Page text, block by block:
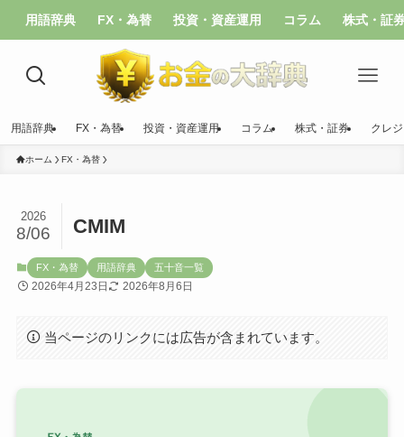
用語辞典 FX・為替 投資・資産運用 コラム 株式・証
用語辞典 FX・為替 投資・資産運用 コラム 株式・証券 クレ
ホーム FX・為替
CMIM
2026
8/06
FX・為替 用語辞典 五十音一覧
2026年4月23日 2026年8月6日
当ページのリンクには広告が含まれています。